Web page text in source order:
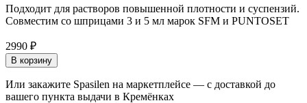
Подходит для растворов повышенной плотности и суспензий.
Совместим со шприцами 3 и 5 мл марок SFM и PUNTOSET
2990 ₽
В корзину
Или закажите Spasilen на маркетплейсе — с доставкой до
вашего пункта выдачи в Кремёнках